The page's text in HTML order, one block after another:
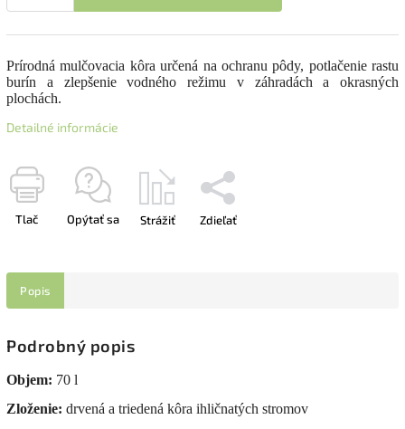
Prírodná mulčovacia kôra určená na ochranu pôdy, potlačenie rastu
burín a zlepšenie vodného režimu v záhradách a okrasných
plochách.
Detailné informácie
Tlač Opýtať sa Strážiť Zdieľať
Popis
Podrobný popis
Objem: 70 l
Zloženie: drvená a triedená kôra ihličnatých stromov